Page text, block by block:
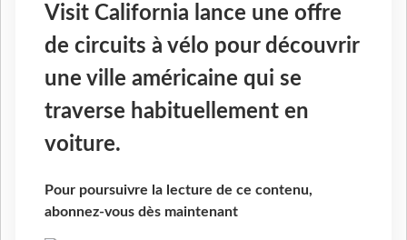
Visit California lance une offre
de circuits à vélo pour découvrir
une ville américaine qui se
traverse habituellement en
voiture.
Pour poursuivre la lecture de ce contenu,
abonnez-vous dès maintenant